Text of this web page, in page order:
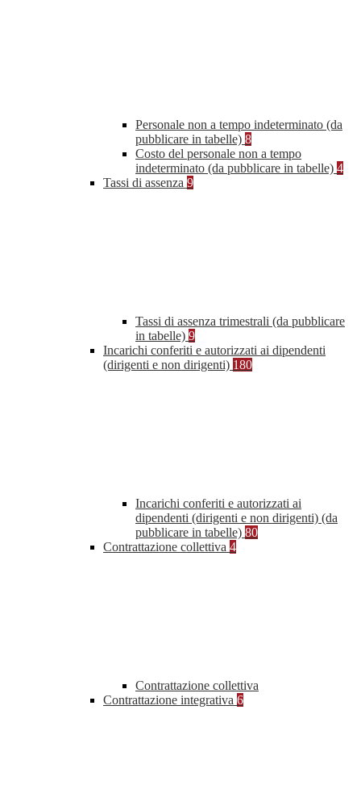
Personale non a tempo indeterminato (da
pubblicare in tabelle) 8
Costo del personale non a tempo
indeterminato (da pubblicare in tabelle) 4
Tassi di assenza 9
Tassi di assenza trimestrali (da pubblicare
in tabelle) 9
Incarichi conferiti e autorizzati ai dipendenti
(dirigenti e non dirigenti) 180
Incarichi conferiti e autorizzati ai
dipendenti (dirigenti e non dirigenti) (da
pubblicare in tabelle) 80
Contrattazione collettiva 4
Contrattazione collettiva
Contrattazione integrativa 6